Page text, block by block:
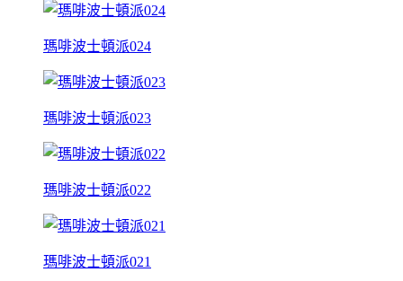
瑪啡波士頓派024
瑪啡波士頓派023
瑪啡波士頓派022
瑪啡波士頓派021